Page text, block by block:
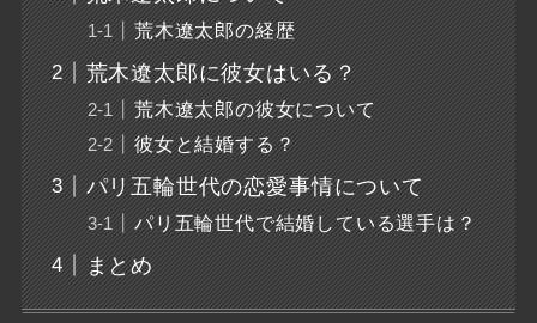
荒木遼太郎の経歴
荒木遼太郎に彼女はいる？
荒木遼太郎の彼女について
彼女と結婚する？
パリ五輪世代の恋愛事情について
パリ五輪世代で結婚している選手は？
まとめ